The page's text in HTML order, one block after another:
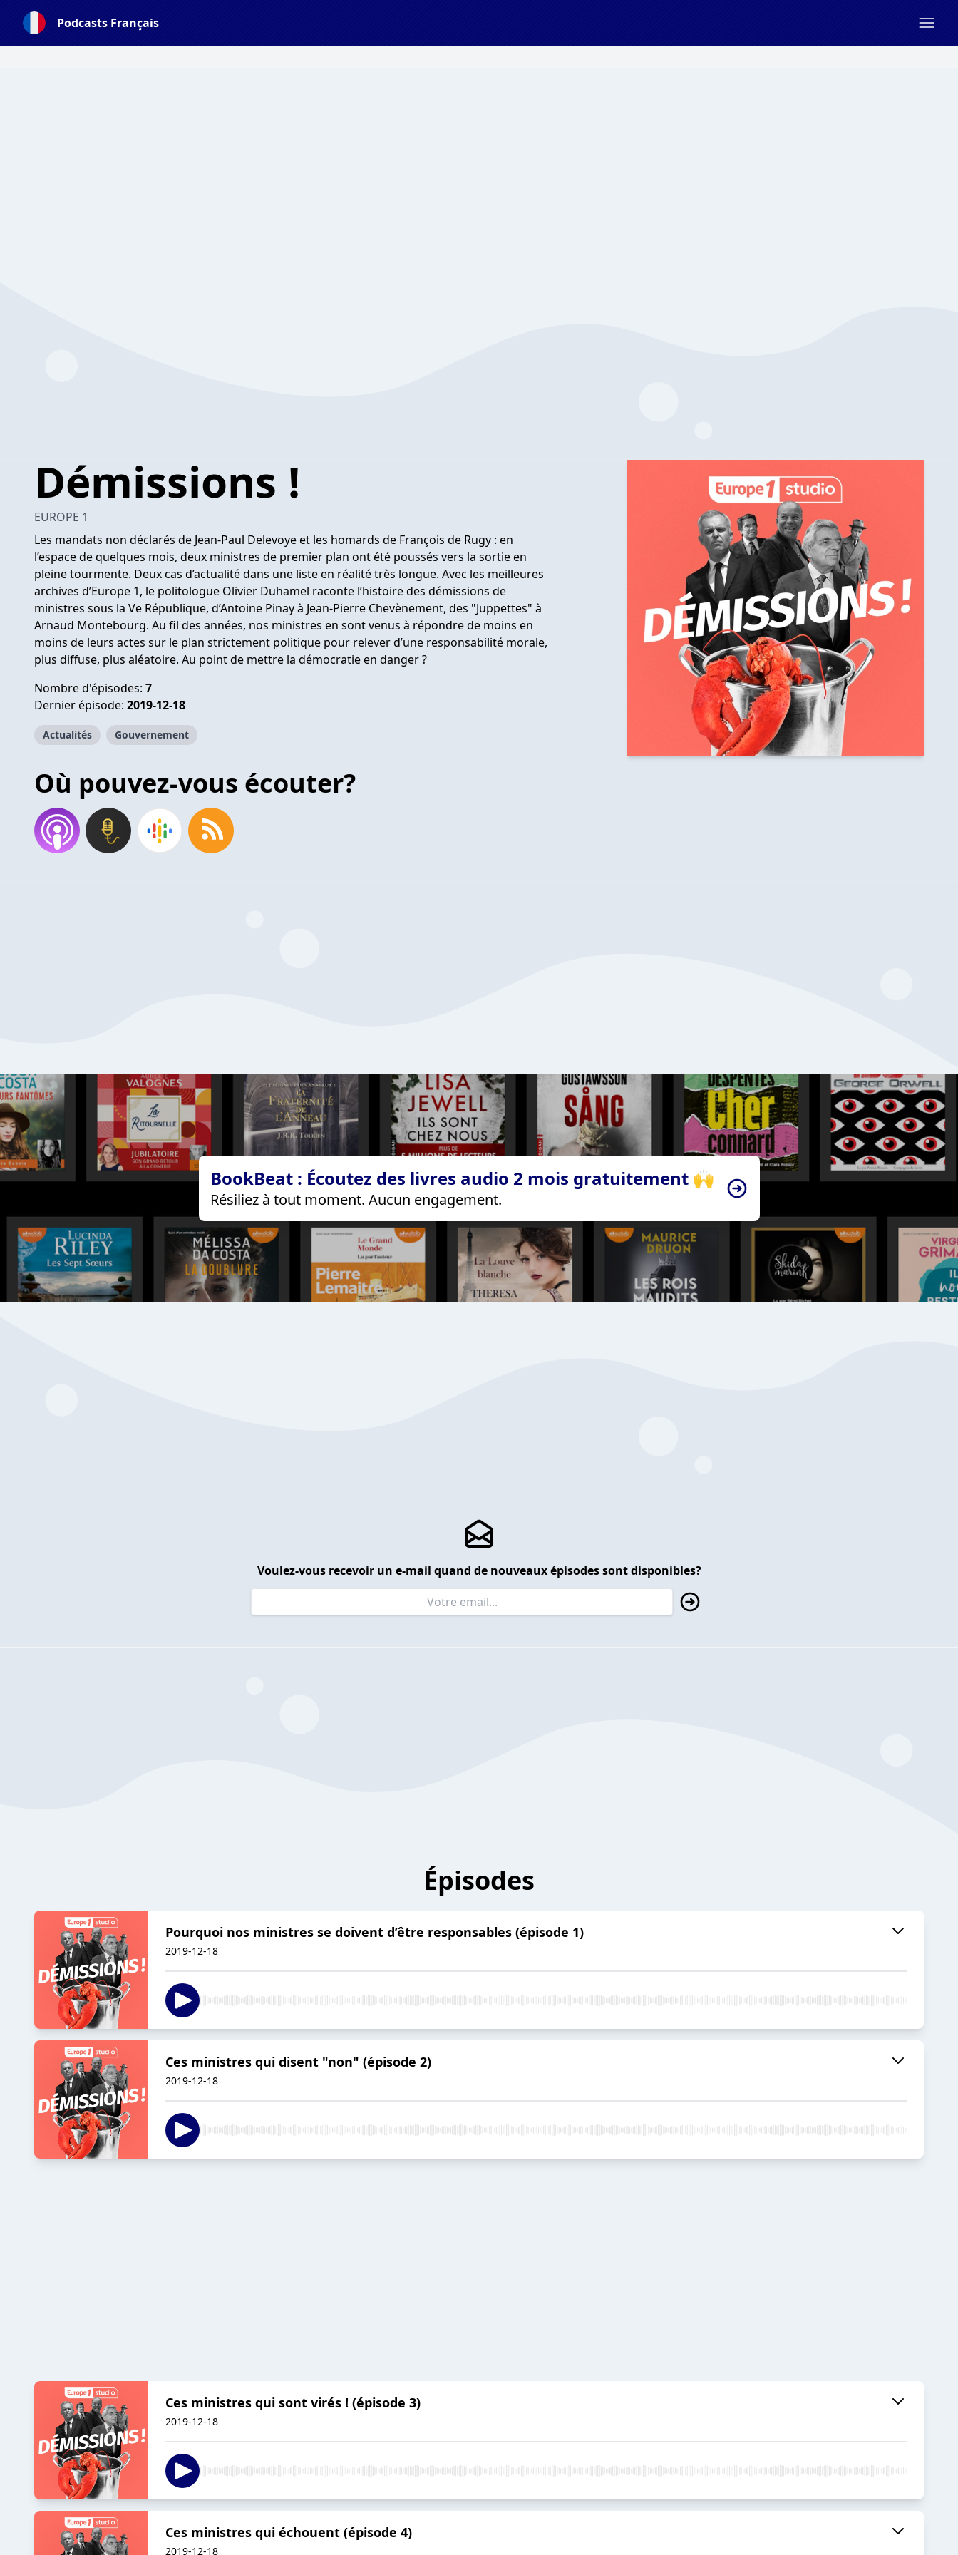
Podcasts Français
Démissions !
EUROPE 1
Les mandats non déclarés de Jean-Paul Delevoye et les homards de François de Rugy : en
l’espace de quelques mois, deux ministres de premier plan ont été poussés vers la sortie en
pleine tourmente. Deux cas d’actualité dans une liste en réalité très longue. Avec les meilleures
archives d’Europe 1, le politologue Olivier Duhamel raconte l’histoire des démissions de
ministres sous la Ve République, d’Antoine Pinay à Jean-Pierre Chevènement, des "Juppettes" à
Arnaud Montebourg. Au fil des années, nos ministres en sont venus à répondre de moins en
moins de leurs actes sur le plan strictement politique pour relever d’une responsabilité morale,
plus diffuse, plus aléatoire. Au point de mettre la démocratie en danger ?
Nombre d'épisodes: 7
Dernier épisode: 2019-12-18
Actualités Gouvernement
Où pouvez-vous écouter?
BookBeat : Écoutez des livres audio 2 mois gratuitement 🙌
Résiliez à tout moment. Aucun engagement.
Voulez-vous recevoir un e-mail quand de nouveaux épisodes sont disponibles?
Épisodes
Pourquoi nos ministres se doivent d’être responsables (épisode 1)
2019-12-18
Ces ministres qui disent "non" (épisode 2)
2019-12-18
Ces ministres qui sont virés ! (épisode 3)
2019-12-18
Ces ministres qui échouent (épisode 4)
2019-12-18